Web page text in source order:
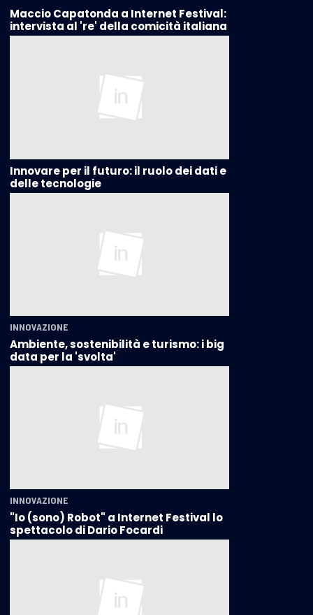
Maccio Capatonda a Internet Festival:
intervista al 're' della comicità italiana
Innovare per il futuro: il ruolo dei dati e
delle tecnologie
INNOVAZIONE
Ambiente, sostenibilità e turismo: i big
data per la 'svolta'
INNOVAZIONE
"Io (sono) Robot" a Internet Festival lo
spettacolo di Dario Focardi